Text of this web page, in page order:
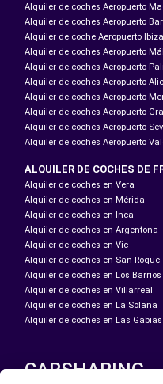
Alquiler de coches Aeropuerto
Alquiler de coches Aeropuerto
Alquiler de coche Aeropuerto
Alquiler de coches Aeropuerto
Alquiler de coches Aeropuerto
Alquiler de coches Aeropuerto
Alquiler de coches Aeropuerto
Alquiler de coches Aeropuerto
Alquiler de coches Aeropuerto
Alquiler de coches Aeropuerto
ALQUILER DE COCHES DE
Alquiler de coches en Vera
Alquiler de coches en Mérida
Alquiler de coches en Inca
Alquiler de coches en Argentona
Alquiler de coches en Vic
Alquiler de coches en San Roque
Alquiler de coches en Los Barrios
Alquiler de coches en Villarreal
Alquiler de coches en La Solana
Alquiler de coches en Las Gabias
CARSHARING